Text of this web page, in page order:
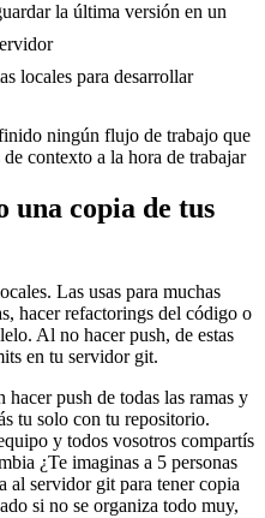
la última versión en un
locales para desarrollar
ningún flujo de trabajo que
contexto a la hora de trabajar
una copia de tus
Las usas para muchas
hacer refactorings del código o
Al no hacer push, de estas
en tu servidor git.
hacer push de todas las ramas y
tu solo con tu repositorio.
y todos vosotros compartís
¿Te imaginas a 5 personas
al servidor git para tener copia
si no se organiza todo muy,